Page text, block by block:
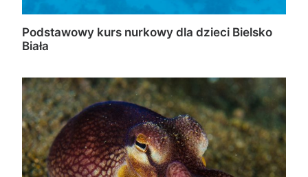
Podstawowy kurs nurkowy dla dzieci Bielsko
Biała